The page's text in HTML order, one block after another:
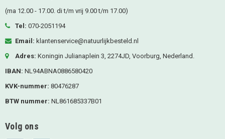
(ma 12.00 - 17.00. di t/m vrij 9.00 t/m 17.00)
Tel: 070-2051194
Email: klantenservice@natuurlijkbesteld.nl
Adres: Koningin Julianaplein 3, 2274JD, Voorburg, Nederland.
IBAN: NL94ABNA0886580420
KVK-nummer: 80476287
BTW nummer: NL861685337B01
Volg ons